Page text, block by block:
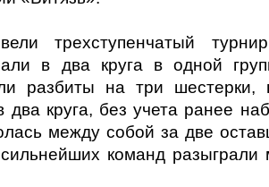
трехступенчатый
в два круга в одной
разбиты на три шестерки,
круга, без учета ранее
между собой за две
команд разыграли